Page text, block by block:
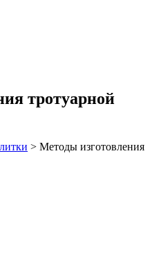
тротуарной
> Методы изготовления